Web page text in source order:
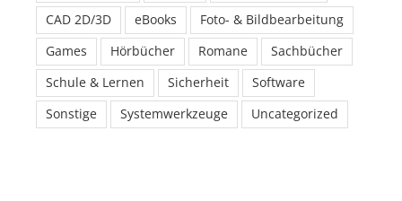
CAD 2D/3D
eBooks
Foto- & Bildbearbeitung
Games
Hörbücher Romane
Sachbücher
Schule & Lernen
Sicherheit
Software
Sonstige
Systemwerkzeuge Uncategorized